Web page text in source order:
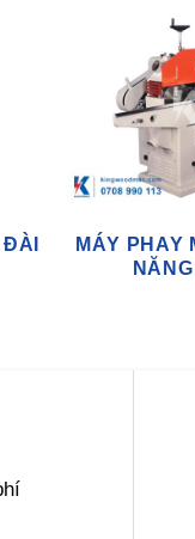
MÁY PHAY